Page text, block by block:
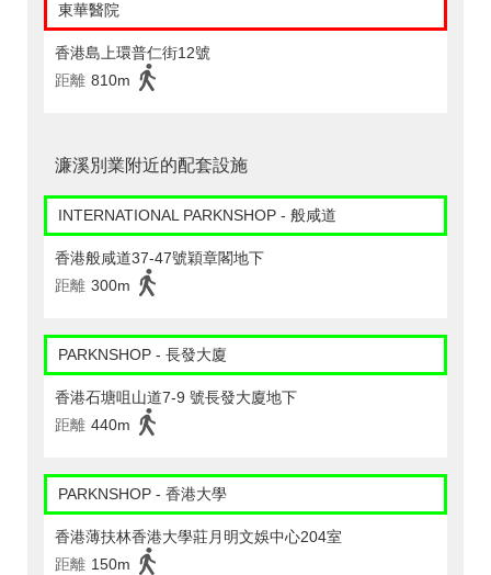
東華醫院
香港島上環普仁街12號
距離 810m
濂溪別業附近的配套設施
INTERNATIONAL PARKNSHOP - 般咸道
香港般咸道37-47號穎章閣地下
距離 300m
PARKNSHOP - 長發大廈
香港石塘咀山道7-9 號長發大廈地下
距離 440m
PARKNSHOP - 香港大學
香港薄扶林香港大學莊月明文娛中心204室
距離 150m